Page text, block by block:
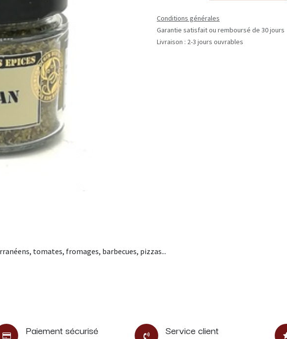
Conditions générales
Garantie satisfait ou remboursé de 30 jours
Livraison : 2-3 jours ouvrables
tomates, fromages, barbecues, pizzas...
Paiement sécurisé Service client